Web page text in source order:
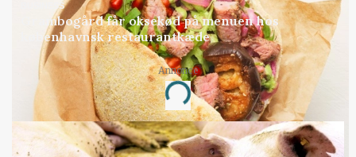
BUSINESS
Grambogård får oksekød på menuen hos
københavnsk restaurantkæde
Annonce
Loading...